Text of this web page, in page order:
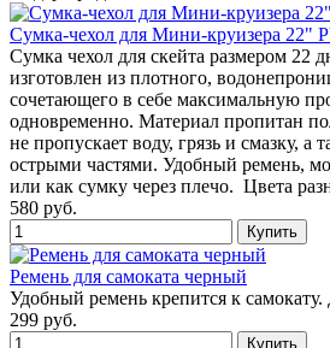
Сумка-чехол для Мини-круизера 22"
Сумка чехол для скейта размером 22
изготовлен из плотного,
сочетающего в себе максимальную
одновременно. Материал пропитан
не пропускает воду, грязь и смазку, а
острыми частями. Удобный ремень,
или как сумку через плечо. Цвета
580 руб.
Ремень для самоката черный
Удобный ремень крепится к самокату.
299 руб.